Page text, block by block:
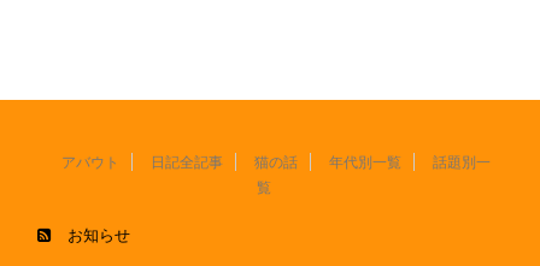
アバウト 日記全記事 猫の話 年代別一覧
話題別一
覧
お知らせ